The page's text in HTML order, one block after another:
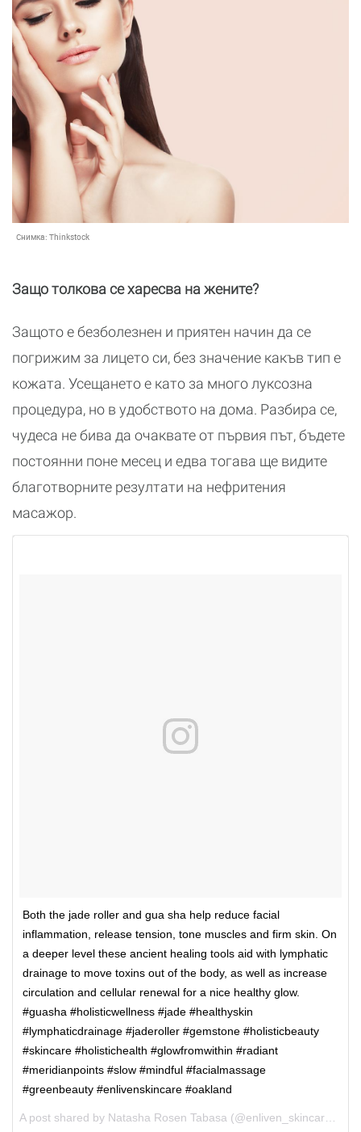
Снимка: Thinkstock
Защо толкова се харесва на жените?
Защото е безболезнен и приятен начин да се
погрижим за лицето си, без значение какъв тип е
кожата. Усещането е като за много луксозна
процедура, но в удобството на дома. Разбира се,
чудеса не бива да очаквате от първия път, бъдете
постоянни поне месец и едва тогава ще видите
благотворните резултати на нефритения
масажор.
Both the jade roller and gua sha help reduce facial
inflammation, release tension, tone muscles and firm skin. On
a deeper level these ancient healing tools aid with lymphatic
drainage to move toxins out of the body, as well as increase
circulation and cellular renewal for a nice healthy glow.
#guasha #holisticwellness #jade #healthyskin
#lymphaticdrainage #jaderoller #gemstone #holisticbeauty
#skincare #holistichealth #glowfromwithin #radiant
#meridianpoints #slow #mindful #facialmassage
#greenbeauty #enlivenskincare #oakland
A post shared by Natasha Rosen Tabasa (@enliven_skincare) on